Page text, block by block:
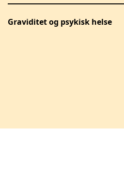
Graviditet og psykisk helse